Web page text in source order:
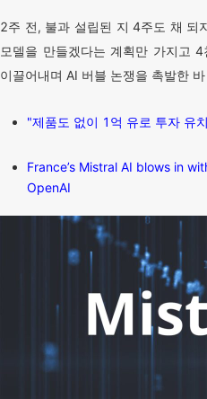
2주 전, 불과 설립된 지 4주도 채 되
모델을 만들겠다는 계획만 가지고
이끌어내며 AI 버블 논쟁을 촉발한
"제품도 없이 1억 유로 투자 유
France’s Mistral AI blows in
OpenAI